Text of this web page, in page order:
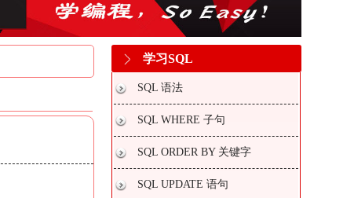
学习SQL
SQL 语法
SQL WHERE 子句
SQL ORDER BY 关键字
SQL UPDATE 语句